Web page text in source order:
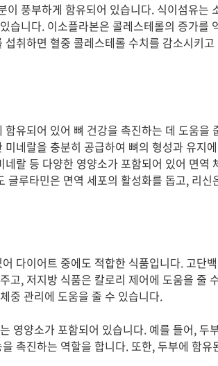
풍부하게 함유되어 있습니다. 식이섬유는
습니다. 이소플라본은 콜레스테롤의 증가를
취하면 혈중 콜레스테롤 수치를 감소시키
유되어 있어 뼈 건강을 촉진하는 데 도움을
네랄을 충분히 공급하여 뼈의 형성과 유지
랄 등 다양한 영양소가 포함되어 있어 면역
글루타민은 면역 세포의 활성화를 돕고, 리
다이어트 중에도 적합한 식품입니다. 고단
고, 저지방 식품은 칼로리 제어에 도움을 줄
중 관리에 도움을 줄 수 있습니다.
영양소가 포함되어 있습니다. 예를 들어, 두
촉진하는 역할을 합니다. 또한, 두부에 함